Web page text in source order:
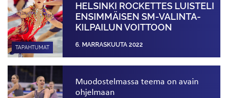
TAPAHTUMAT
HELSINKI ROCKETTES LUISTELI
ENSIMMÄISEN SM-VALINTA­
KILPAILUN VOITTOON
6. MARRASKUUTA 2022
Muodostelmassa teema on avain
ohjelmaan